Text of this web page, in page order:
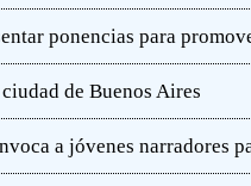
ponencias para
de Buenos Aires
a jóvenes narradores